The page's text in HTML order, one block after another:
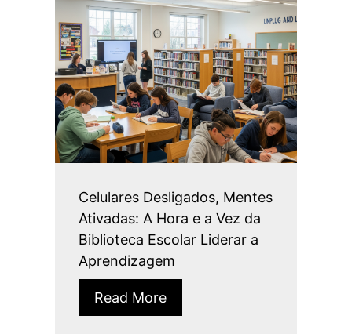
Celulares Desligados, Mentes
Ativadas: A Hora e a Vez da
Biblioteca Escolar Liderar a
Aprendizagem
Read More